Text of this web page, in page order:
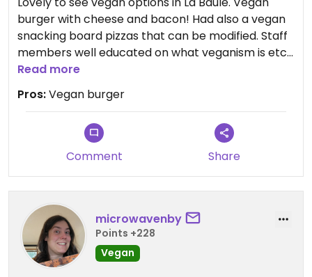
burger with cheese and bacon! Had also a vegan
snacking board pizzas that can be modified. Staff
members well educated on what veganism is etc.
Great summer spot!
Updated from previous review on 2026-07-26
Read more
Pros:Vegan burger
Comment Share
microwavenby
Points +228
Vegan